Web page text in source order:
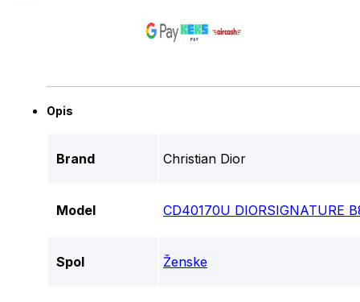
Opis
Brand Christian Dior
Model CD40170U DIORSIGNATURE
Spol Ženske